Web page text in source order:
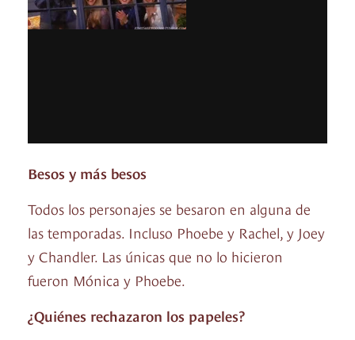
Besos y más besos
Todos los personajes se besaron en alguna de
las temporadas. Incluso Phoebe y Rachel, y Joey
y Chandler. Las únicas que no lo hicieron
fueron Mónica y Phoebe.
¿Quiénes rechazaron los papeles?